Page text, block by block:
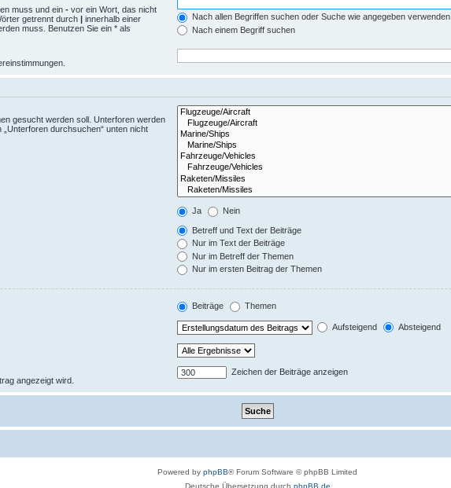
muss und ein - vor ein Wort, das nicht
getrennt durch | innerhalb einer
muss. Benutzen Sie ein * als
Nach allen Begriffen suchen oder Suche wie angegeben verwenden
Nach einem Begriff suchen
gesucht werden soll. Unterforen werden
durchsuchen“ unten nicht
Ja Nein
Betreff und Text der Beiträge
Nur im Text der Beiträge
Nur im Betreff der Themen
Nur im ersten Beitrag der Themen
Beiträge Themen
Aufsteigend Absteigend
angezeigt wird.
Zeichen der Beiträge anzeigen
Powered by phpBB® Forum Software © phpBB Limited
Deutsche Übersetzung durch phpBB.de